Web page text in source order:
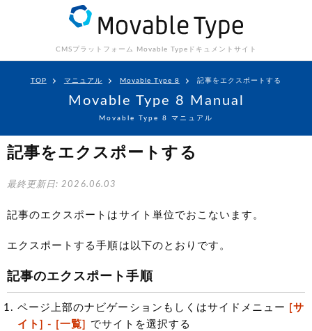
CMSプラットフォーム Movable Type ドキュメントサイト
TOP マニュアル Movable Type 8 記事をエクスポートする
Movable Type 8 Manual
Movable Type 8 マニュアル
記事をエクスポートする
最終更新日: 2026.06.03
記事のエクスポートはサイト単位でおこないます。
エクスポートする手順は以下のとおりです。
記事のエクスポート手順
ページ上部のナビゲーションもしくはサイドメニュー
[サ
イト] - [一覧]
でサイトを選択する